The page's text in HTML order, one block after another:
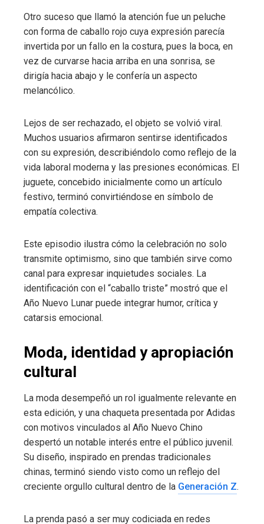
Otro suceso que llamó la atención fue un peluche
con forma de caballo rojo cuya expresión parecía
invertida por un fallo en la costura, pues la boca, en
vez de curvarse hacia arriba en una sonrisa, se
dirigía hacia abajo y le confería un aspecto
melancólico.
Lejos de ser rechazado, el objeto se volvió viral.
Muchos usuarios afirmaron sentirse identificados
con su expresión, describiéndolo como reflejo de la
vida laboral moderna y las presiones económicas. El
juguete, concebido inicialmente como un artículo
festivo, terminó convirtiéndose en símbolo de
empatía colectiva.
Este episodio ilustra cómo la celebración no solo
transmite optimismo, sino que también sirve como
canal para expresar inquietudes sociales. La
identificación con el “caballo triste” mostró que el
Año Nuevo Lunar puede integrar humor, crítica y
catarsis emocional.
Moda, identidad y apropiación
cultural
La moda desempeñó un rol igualmente relevante en
esta edición, y una chaqueta presentada por Adidas
con motivos vinculados al Año Nuevo Chino
despertó un notable interés entre el público juvenil.
Su diseño, inspirado en prendas tradicionales
chinas, terminó siendo visto como un reflejo del
creciente orgullo cultural dentro de la Generación Z.
La prenda pasó a ser muy codiciada en redes